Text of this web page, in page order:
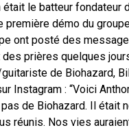
était le batteur fondateur
première démo du
ont posté des
des prières quelques
de Biohazard,
Instagram : “Voici
pas de Biohazard. Il était
réunis. Nos vies